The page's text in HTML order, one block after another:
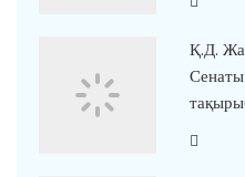
Қ.Д.